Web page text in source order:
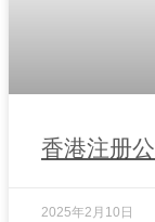
香港注册
2025年2月10日